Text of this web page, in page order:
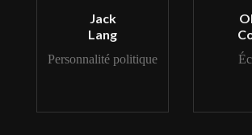
Jack
Lang
Personnalité politique